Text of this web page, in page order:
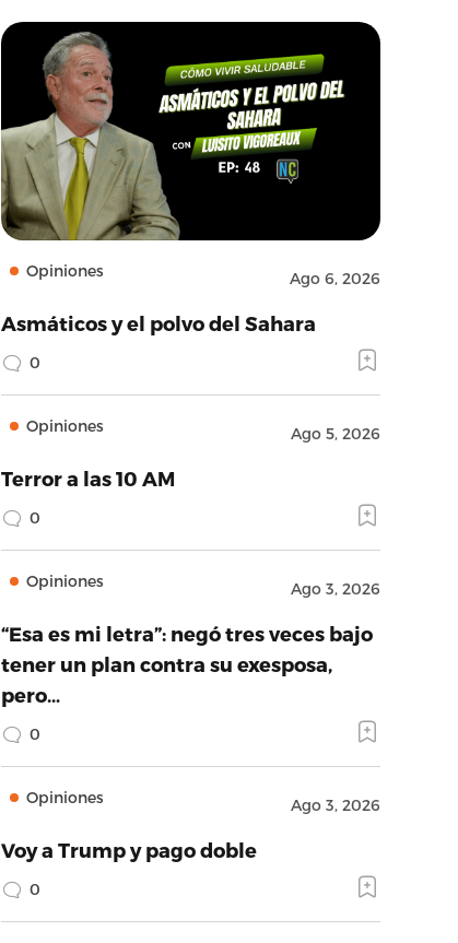
Opiniones Ago 6, 2026
Asmáticos y el polvo del Sahara
0
Opiniones Ago 5, 2026
Terror a las 10 AM
0
Opiniones Ago 3, 2026
“Esa es mi letra”: negó tres veces bajo
tener un plan contra su exesposa,
pero…
0
Opiniones Ago 3, 2026
Voy a Trump y pago doble
0